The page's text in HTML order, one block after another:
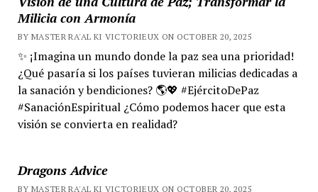
Milicia con Armonía
BY MASTER RA'AL KI VICTORIEUX ON OCTOBER 20, 2025
✨ ¡Imagina un mundo donde la paz sea una prioridad!
¿Qué pasaría si los países tuvieran milicias dedicadas a
la sanación y bendiciones? 🌎💖 #EjércitoDePaz
#SanaciónEspiritual ¿Cómo podemos hacer que esta
visión se convierta en realidad?
Dragons Advice
BY MASTER RA'AL KI VICTORIEUX ON OCTOBER 20, 2025